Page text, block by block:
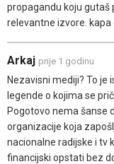
propagandu koju gutaš
relevantne izvore. kapa
Arkaj prije 1 godinu
Nezavisni mediji? To je
legende o kojima se
Pogotovo nema šanse
organizacije koja
nacionalne radijske i tv
financijski opstati bez